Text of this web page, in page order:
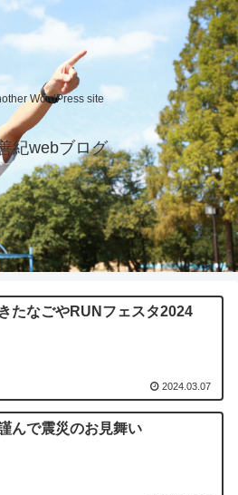
WordPress site
紀webブログ
きたなごやRUNフェスタ2024
2024.03.07
んで震災のお見舞い